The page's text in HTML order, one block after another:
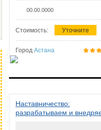
00.00.0000
Стоимость: Уточните
Город Астана
Наставничество:
разрабатываем и